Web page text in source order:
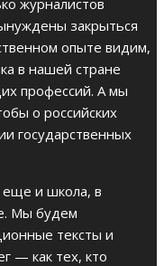
журналистов
закрыться
опыте видим,
в нашей стране
профессий. А мы
о российских
государственных
и школа, в
Мы будем
тексты и
— как тех, кто